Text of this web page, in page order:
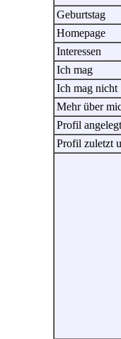
Geburtstag
Homepage
Interessen
Ich mag
Ich mag nicht
Mehr über
Profil
Profil zuletzt